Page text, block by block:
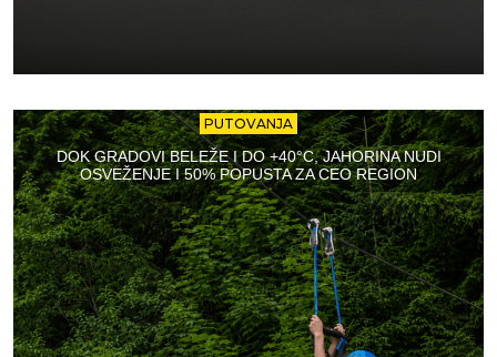
PUTOVANJA
DOK GRADOVI BELEŽE I DO +40°C, JAHORINA NUDI
OSVEŽENJE I 50% POPUSTA ZA CEO REGION